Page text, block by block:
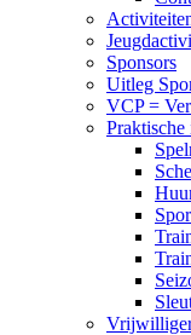
Sponsors
Uitleg
VCP =